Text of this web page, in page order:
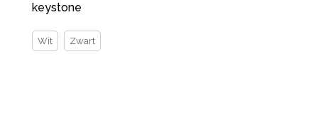
keystone
Wit Zwart